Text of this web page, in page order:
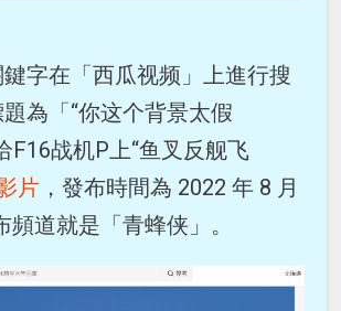
鍵字在「西瓜视频」上進行搜
為「“你这个背景太假
F16战机P上“鱼叉反舰飞
片 ，發布時間為 2022 年 8 月
頻道就是「青蜂侠」。